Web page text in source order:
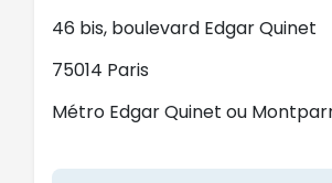
46 bis, boulevard Edgar Quinet
75014 Paris
Métro Edgar Quinet ou